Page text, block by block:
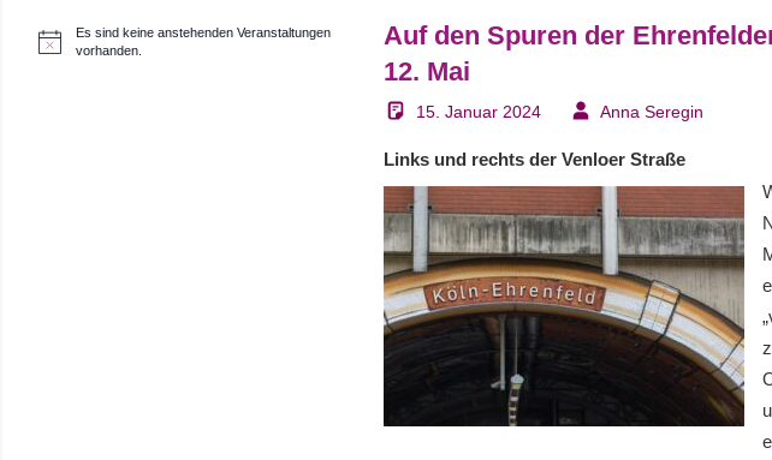
Auf den Spuren der
12. Mai
15. Januar 2024 Anna Seregin
Links und rechts der Venloer Straße
H
Es sind keine anstehenden Veranstaltungen
vorhanden.